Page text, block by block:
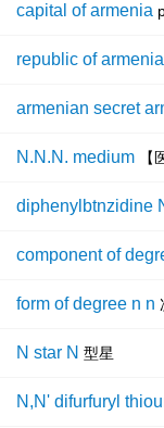
capital of armenia
republic of armenia
armenian secret
N.N.N. medium
diphenylbtnzidine
component of
form of degree n n
N star N 型星
N,N' difurfuryl